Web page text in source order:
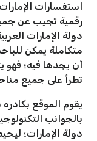
استفسارات
رقمية تجيب عن
دولة الإمارات
متكاملة يمكن
أن يجدها فيه؛ فهو
تطرأ على جميع
يقوم الموقع
بالجوانب
دولة الإمارات؛